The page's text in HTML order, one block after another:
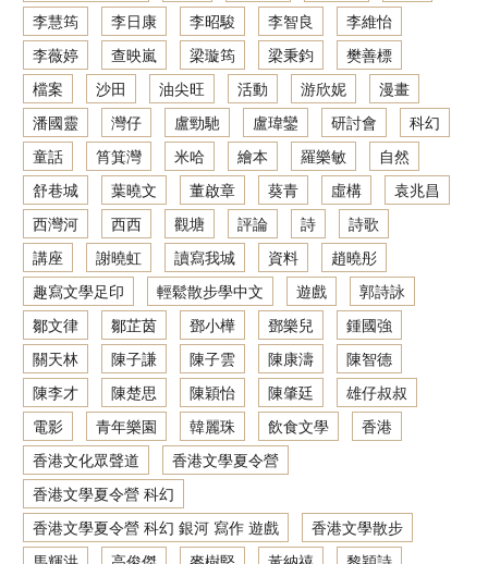
李慧筠
李日康 李昭駿 李智良
李維怡
李薇婷
查映嵐 梁璇筠 梁秉鈞
樊善標
檔案
沙田 油尖旺 活動 游欣妮
漫畫
潘國靈
灣仔 盧勁馳 盧瑋鑾 研討會
科幻
童話
筲箕灣 米哈 繪本 羅樂敏
自然
舒巷城
葉曉文 董啟章 葵青 虛構
袁兆昌
西灣河
西西 觀塘 評論 詩
詩歌
講座
謝曉虹 讀寫我城 資料
趙曉彤
趣寫文學足印
輕鬆散步學中文 遊戲
郭詩詠
鄒文律
鄒芷茵 鄧小樺 鄧樂兒
鍾國強
關天林
陳子謙 陳子雲 陳康濤
陳智德
陳李才
陳楚思 陳穎怡 陳肇廷
雄仔叔叔
電影
青年樂園 韓麗珠 飲食文學
香港
香港文化眾聲道
香港文學夏令營
香港文學夏令營 科幻
香港文學夏令營 科幻 銀河 寫作 遊戲
香港文學散步